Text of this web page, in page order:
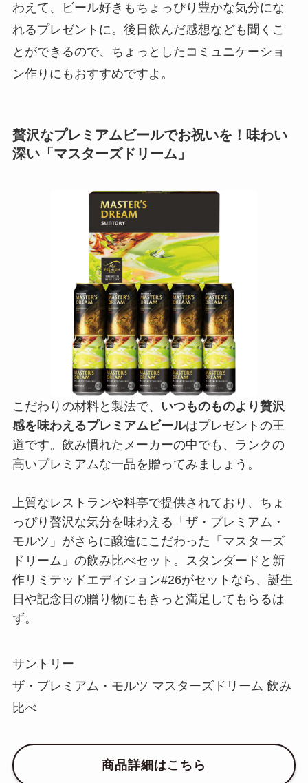
わえて、ビール好きもちょっぴり豊かな気分にな
れるプレゼントに。後日飲んだ感想なども聞くこ
とができるので、ちょっとしたコミュニケーショ
ン作りにもおすすめですよ。
贅沢なプレミアムビールでお祝いを！味わい
深い「マスターズドリーム」
こだわりの材料と製法で、 いつものものより贅沢
感を味わえるプレミアムビールはプレゼントの王
道です。飲み慣れたメーカーの中でも、ランクの
高いプレミアムな一品を贈ってみましょう。
上質なレストランや料亭で提供されており、ちょ
っぴり贅沢な気分を味わえる「ザ・プレミアム・
モルツ」がさらに醸造にこだわった「マスターズ
ドリーム」の飲み比べセット。スタンダードと新
作リミテッドエディション#26がセットなら、誕生
日や記念日の贈り物にもきっと満足してもらるは
ず。
サントリー
ザ・プレミアム・モルツ マスターズドリーム 飲み
比べ
商品詳細はこちら